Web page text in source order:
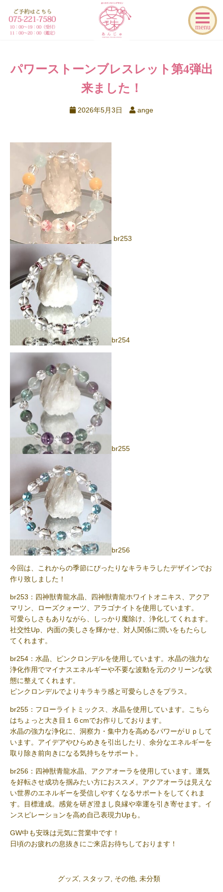
menu
パワーストーンブレスレット第4弾出
来ました！
2026年5月3日 ange
br253
br254
br255
br256
今回は、これからの季節にぴったりなキラキラしたデザインでお
作り致しました！
br253：四神獣青龍水晶、四神獣青龍ホワイトオニキス、アクア
マリン、ローズクォーツ、アラゴナイトを使用しています。
可愛らしさもありながら、しっかり魔除け、浄化してくれます。
社交性Up、内面の美しさを輝かせ、対人関係に潤いをもたらし
てくれます。
br254：水晶、ピンクロンデルを使用しています。水晶の強力な
浄化作用でマイナスエネルギーや不要な波動を元のクリーンな状
態に整えてくれます。
ピンクロンデルでよりキラキラ感と可愛らしさをプラス。
br255：フローライトミックス、水晶を使用しています。こちら
はちょっと大き目１６cmでお作りしております。
水晶の強力な浄化に、洞察力・集中力を高めるパワーがＵｐして
います。アイデアやひらめきを引出したり、余分なエネルギーを
取り除き前向きになる気持ちをサポート。
br256：四神獣青龍水晶、アクアオーラを使用しています。運気
を好転させ成功を掴みたい方におススメ。アクアオーラは見えな
い世界のエネルギーを受信しやすくなるサポートをしてくれま
す。目標達成。感覚を研ぎ澄まし良縁や幸運を引き寄せます。イ
ンスピレーションを高め自己表現力Upも。
GW中も安珠は元気に営業中です！
日頃のお疲れの息抜きにご来店お待ちしております！
グッズ スタッフ その他 未分類